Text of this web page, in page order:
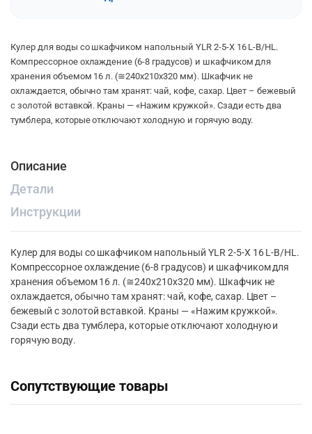
Кулер для воды со шкафчиком напольный YLR 2-5-X 16 L-B/HL.
Компрессорное охлаждение (6-8 градусов) и шкафчиком для
хранения объемом 16 л. (≅240х210х320 мм). Шкафчик не
охлаждается, обычно там хранят: чай, кофе, сахар. Цвет – бежевый
с золотой вставкой. Краны — «Нажим кружкой». Сзади есть два
тумблера, которые отключают холодную и горячую воду.
Описание
Детали
Инструкции
Кулер для воды со шкафчиком напольный YLR 2-5-X 16 L-B/HL.
Компрессорное охлаждение (6-8 градусов) и шкафчиком для
хранения объемом 16 л. (≅240х210х320 мм). Шкафчик не
охлаждается, обычно там хранят: чай, кофе, сахар. Цвет –
бежевый с золотой вставкой. Краны — «Нажим кружкой».
Сзади есть два тумблера, которые отключают холодную и
горячую воду.
Сопутствующие товары